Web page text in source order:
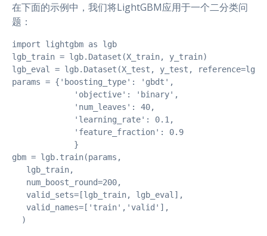
在下面的示例中，我们将LightGBM应用于一个二分类问
题：
import lightgbm as lgb
lgb_train = lgb.Dataset(X_train, y_train)
lgb_eval = lgb.Dataset(X_test, y_test,
params = {'boosting_type': 'gbdt',
             'objective': 'binary',
             'num_leaves': 40,
             'learning_rate': 0.1,
             'feature_fraction': 0.9
             }
gbm = lgb.train(params,
   lgb_train,
   num_boost_round=200,
   valid_sets=[lgb_train, lgb_eval],
   valid_names=['train','valid'],
  )